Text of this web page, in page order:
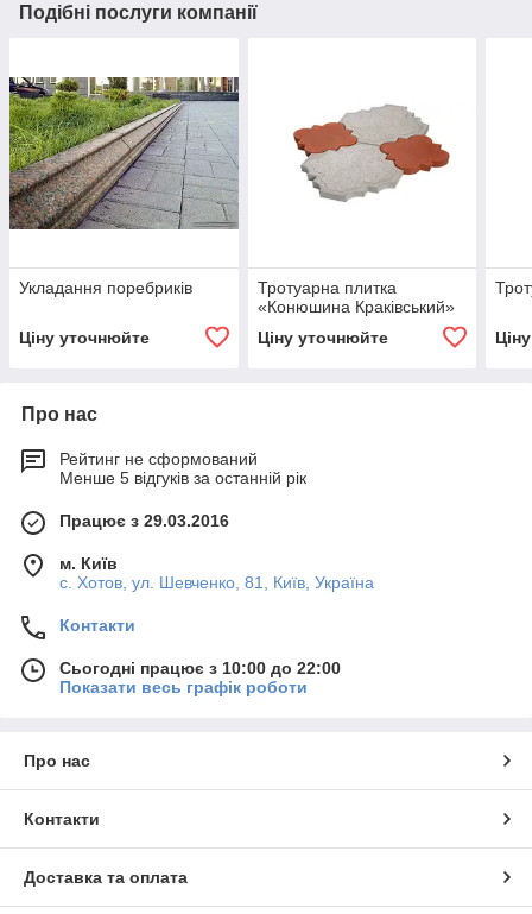
Подібні послуги компанії
Укладання поребриків
Ціну уточнюйте
Тротуарна плитка
«Конюшина Краківський»
Ціну уточнюйте
Про нас
Рейтинг не сформований
Менше 5 відгуків за останній рік
Працює з 29.03.2016
м. Київ
с. Хотов, ул. Шевченко, 81, Київ, Україна
Контакти
Сьогодні працює з 10:00 до 22:00
Показати весь графік роботи
Про нас
Контакти
Доставка та оплата